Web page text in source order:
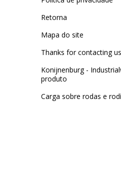
Retorna
Mapa do site
Thanks for contacting us
Konijnenburg -
produto
Carga sobre rodas e